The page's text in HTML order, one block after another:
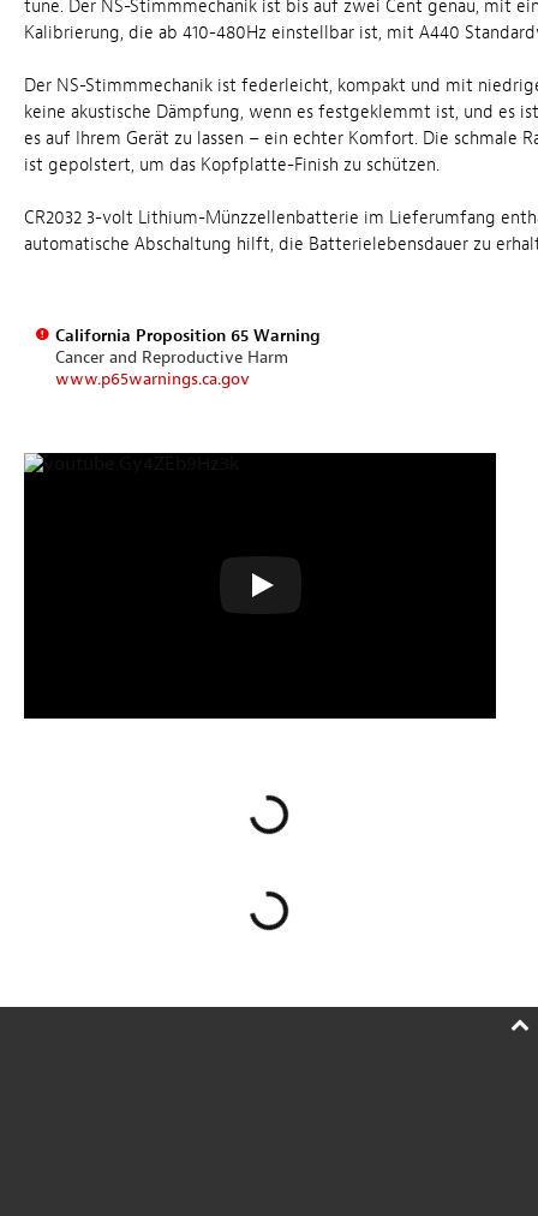
tune. Der NS-Stimmmechanik ist bis auf zwei Cent genau, mit
Kalibrierung, die ab 410-480Hz einstellbar ist, mit A440
Der NS-Stimmmechanik ist federleicht, kompakt und mit
keine akustische Dämpfung, wenn es festgeklemmt ist, und es
es auf Ihrem Gerät zu lassen – ein echter Komfort. Die schmale
ist gepolstert, um das Kopfplatte-Finish zu schützen.
CR2032 3-volt Lithium-Münzzellenbatterie im Lieferumfang
automatische Abschaltung hilft, die Batterielebensdauer zu
California Proposition 65 Warning
Cancer and Reproductive Harm
www.p65warnings.ca.gov